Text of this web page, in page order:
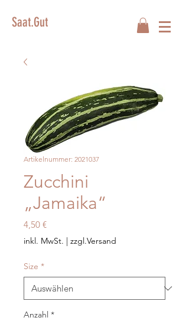
Saat.Gut
Artikelnummer: 2021037
Zucchini
„Jamaika“
4,50 €Preis
inkl. MwSt. | zzgl.Versand
Size *
Anzahl *